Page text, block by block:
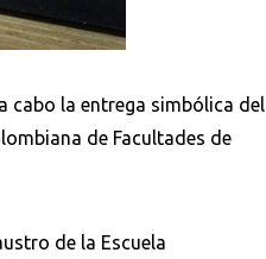
cabo la entrega simbólica del
de Facultades de
de la Escuela